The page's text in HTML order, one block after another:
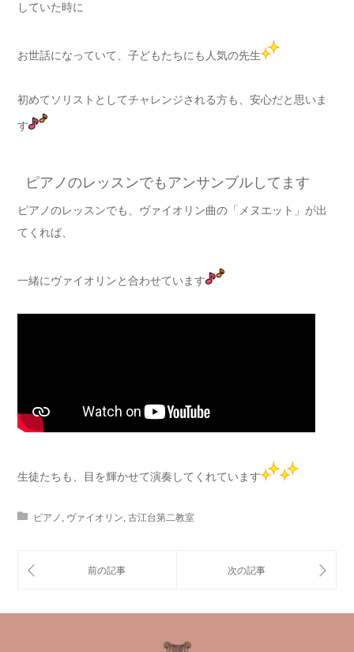
していた時に
お世話になっていて、子どもたちにも人気の先生
初めてソリストとしてチャレンジされる方も、安心だと思いま
す
ピアノのレッスンでもアンサンブルしてます
ピアノのレッスンでも、ヴァイオリン曲の「メヌエット」が出
てくれば、
一緒にヴァイオリンと合わせています
生徒たちも、目を輝かせて演奏してくれています
ピアノ , ヴァイオリン, 古江台第二教室